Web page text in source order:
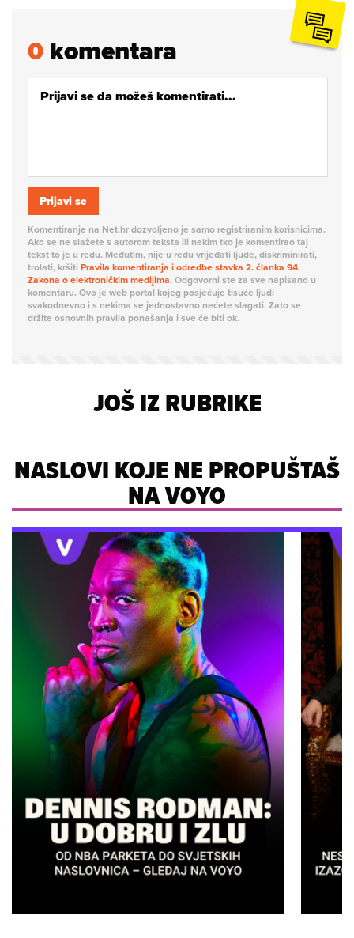
0komentara
Prijavi se
Komentiranje na Net.hr dozvoljeno je samo registriranim korisnicima.
Ako se ne slažete s autorom teksta ili nekim tko je komentirao taj
tekst to je u redu. Međutim, nije u redu vrijeđati ljude, diskriminirati,
trolati, kršiti Pravila komentiranja i odredbe stavka 2. članka 94.
Zakona o elektroničkim medijima.Odgovorni ste za sve napisano u
komentaru. Ovo je web portal kojeg posjećuje tisuće ljudi
svakodnevno i s nekima se jednostavno nećete slagati. Zato se
držite osnovnih pravila ponašanja i sve će biti ok.
JOŠ IZ RUBRIKE
NASLOVI KOJE NE PROPUŠTAŠ
NA VOYO